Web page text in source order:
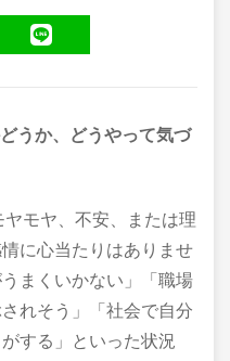
うか、どうやって気づ
モヤ、不安、または理
に心当たりはありませ
まくいかない」「職場
れそう」「社会で自分
する」といった状況